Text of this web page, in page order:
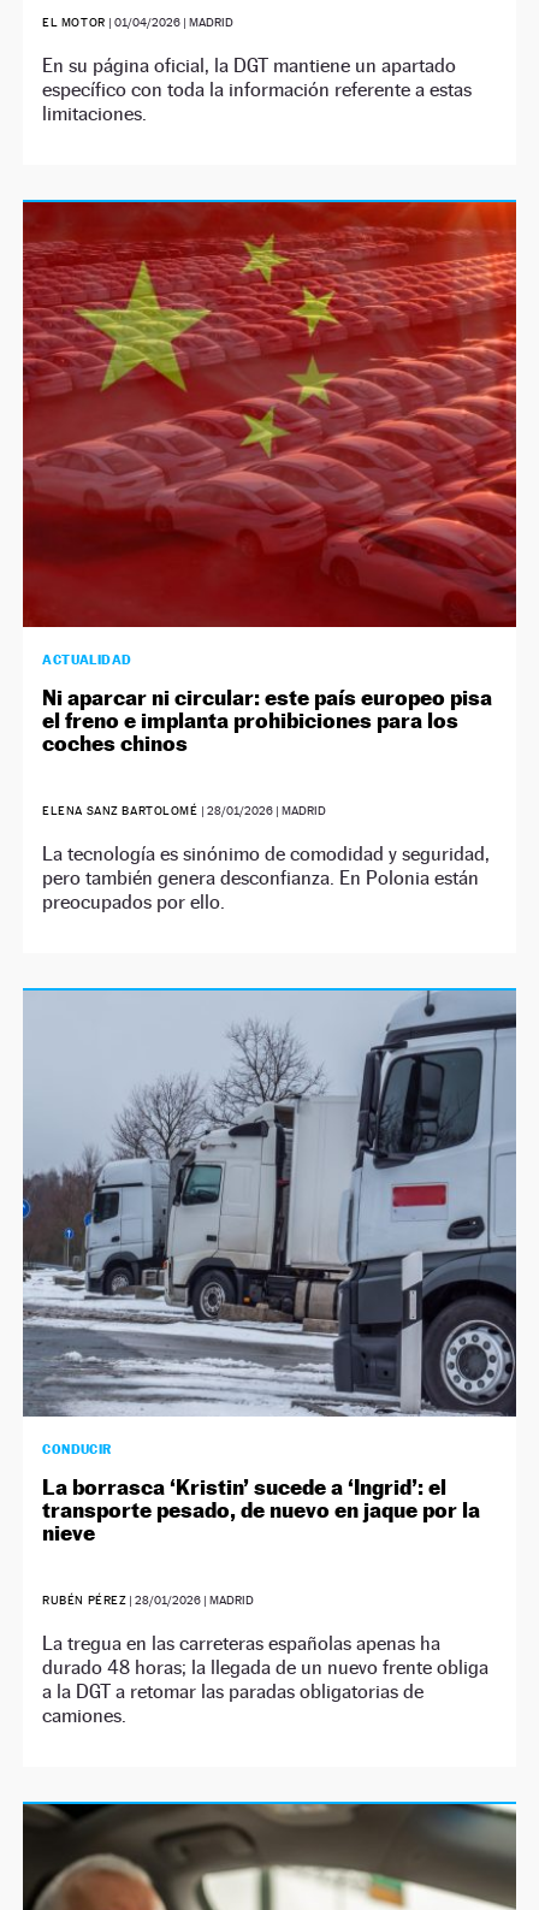
EL MOTOR | 01/04/2026| MADRID
En su página oficial, la DGT mantiene un apartado
específico con toda la información referente a estas
limitaciones.
ACTUALIDAD
Ni aparcar ni circular: este país europeo pisa
el freno e implanta prohibiciones para los
coches chinos
ELENA SANZ BARTOLOMÉ | 28/01/2026| MADRID
La tecnología es sinónimo de comodidad y seguridad,
pero también genera desconfianza. En Polonia están
preocupados por ello.
CONDUCIR
La borrasca ‘Kristin’ sucede a ‘Ingrid’: el
transporte pesado, de nuevo en jaque por la
nieve
RUBÉN PÉREZ |28/01/2026 | MADRID
La tregua en las carreteras españolas apenas ha
durado 48 horas; la llegada de un nuevo frente obliga
a la DGT a retomar las paradas obligatorias de
camiones.